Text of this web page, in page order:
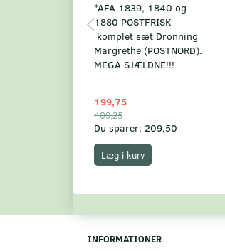
*AFA 1839, 1840 og
1880 POSTFRISK
komplet sæt Dronning
Margrethe (POSTNORD).
MEGA SJÆLDNE!!!
199,75
409,25
Du sparer: 209,50
Læg i kurv
INFORMATIONER